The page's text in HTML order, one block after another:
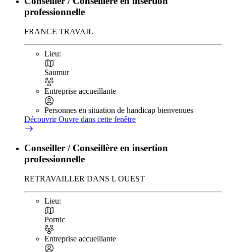
professionnelle
FRANCE TRAVAIL
Lieu:
Saumur
Entreprise accueillante
Personnes en situation de handicap bienvenues
DécouvrirOuvre dans cette fenêtre
Conseiller / Conseillère en insertion
professionnelle
RETRAVAILLER DANS L OUEST
Lieu:
Pornic
Entreprise accueillante